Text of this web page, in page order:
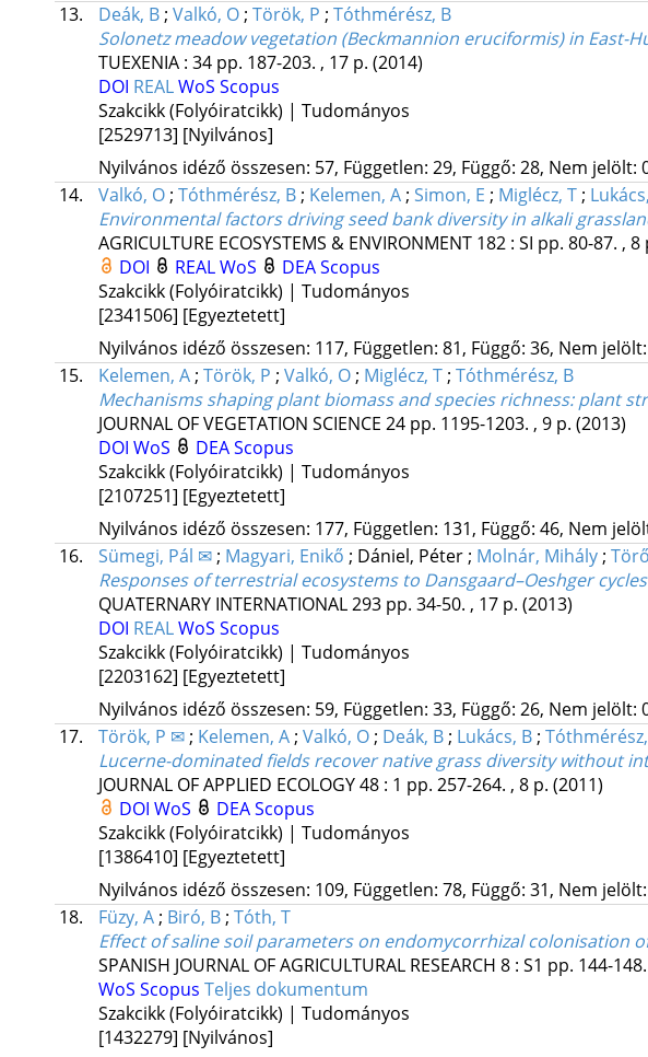
13.
Deák, B ; Valkó, O ; Török, P ; Tóthmérész, B
Solonetz meadow vegetation (Beckmannion eruciformis) in East-
TUEXENIA : 34 pp. 187-203. , 17 p. (2014)
DOI REALWoS Scopus
Szakcikk (Folyóiratcikk) | Tudományos
[2529713] [Nyilvános]
Nyilvános idéző összesen: 57, Független: 29, Függő: 28, Nem jelölt:
14.
Valkó, O ; Tóthmérész, B ; Kelemen, A ; Simon, E ; Miglécz, T ;
Environmental factors driving seed bank diversity in alkali
AGRICULTURE ECOSYSTEMS & ENVIRONMENT 182: SI pp. 80-87. , 8
DOI
REALWoS DEAScopus
Szakcikk (Folyóiratcikk) | Tudományos
[2341506] [Egyeztetett]
Nyilvános idéző összesen: 117, Független: 81, Függő: 36, Nem
15.
Kelemen, A ; Török, P ; Valkó, O ; Miglécz, T ; Tóthmérész, B
Mechanisms shaping plant biomass and species richness: plant
JOURNAL OF VEGETATION SCIENCE 24 pp. 1195-1203. , 9 p. (2013)
DOI WoS DEAScopus
Szakcikk (Folyóiratcikk) | Tudományos
[2107251] [Egyeztetett]
Nyilvános idéző összesen: 177, Független: 131, Függő: 46, Nem
16.
Sümegi, Pál ✉ ; Magyari, Enikő ; Dániel, Péter ; Molnár, Mihály ;
Responses of terrestrial ecosystems to Dansgaard–Oeshger
QUATERNARY INTERNATIONAL293 pp. 34-50. , 17 p. (2013)
DOI REALWoS Scopus
Szakcikk (Folyóiratcikk) | Tudományos
[2203162] [Egyeztetett]
Nyilvános idéző összesen: 59, Független: 33, Függő: 26, Nem jelölt:
17.
Török, P ✉ ; Kelemen, A ; Valkó, O ; Deák, B ; Lukács, B ;
Lucerne-dominated fields recover native grass diversity without
JOURNAL OF APPLIED ECOLOGY48: 1 pp. 257-264. , 8 p. (2011)
DOI WoS DEAScopus
Szakcikk (Folyóiratcikk) | Tudományos
[1386410] [Egyeztetett]
Nyilvános idéző összesen: 109, Független: 78, Függő: 31, Nem
18.
Füzy, A ; Biró, B ; Tóth, T
Effect of saline soil parameters on endomycorrhizal colonisation
SPANISH JOURNAL OF AGRICULTURAL RESEARCH 8: S1 pp. 144-
WoS Scopus Teljes dokumentum
Szakcikk (Folyóiratcikk) | Tudományos
[1432279] [Nyilvános]